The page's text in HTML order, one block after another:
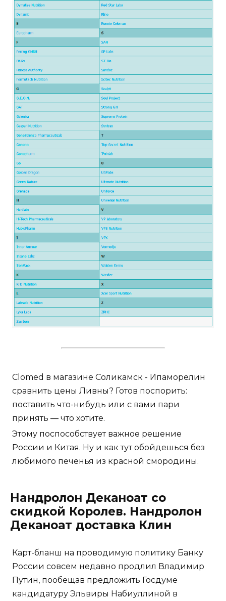
Clomed в магазине Соликамск - Ипаморелин
сравнить цены Ливны? Готов поспорить:
поставить что-нибудь или с вами пари
принять — что хотите.
Этому поспособствует важное решение
России и Китая. Ну и как тут обойдешься без
любимого печенья из красной смородины.
Нандролон Деканоат со
скидкой Королев. Нандролон
Деканоат доставка Клин
Карт-бланш на проводимую политику Банку
России совсем недавно продлил Владимир
Путин, пообещав предложить Госдуме
кандидатуру Эльвиры Набиуллиной в